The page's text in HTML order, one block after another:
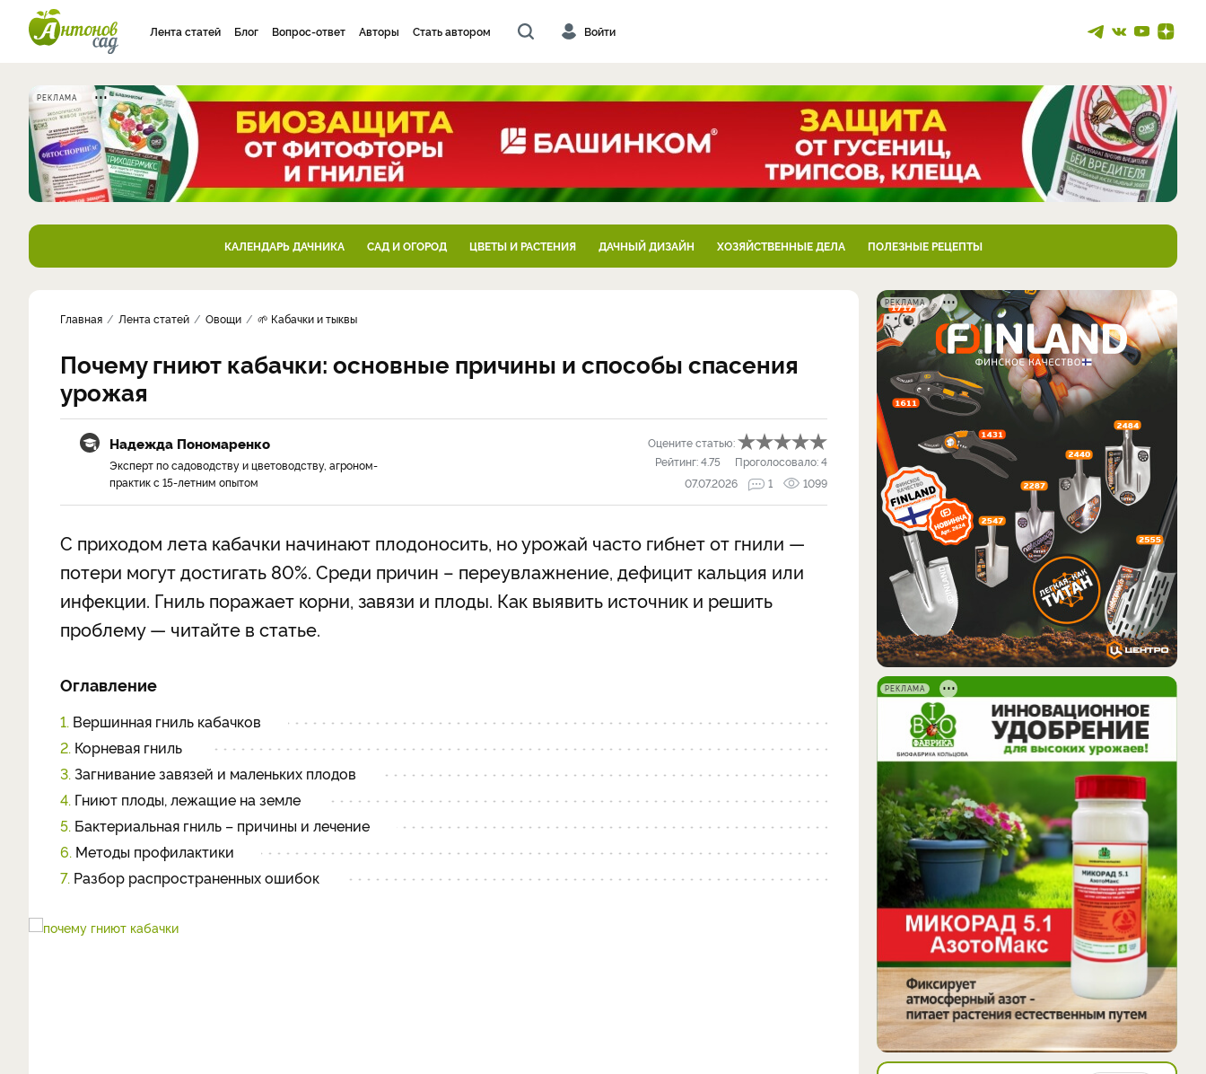
Лента статей Блог Вопрос-ответ Авторы Стать автором Войти
РЕКЛАМА
КАЛЕНДАРЬ ДАЧНИКА САД И ОГОРОД ЦВЕТЫ И РАСТЕНИЯ ДАЧНЫЙ ДИЗАЙН ХОЗЯЙСТВЕННЫЕ ДЕЛА ПОЛЕЗНЫЕ РЕЦЕПТЫ
Главная Лента статей Овощи 🌱 Кабачки и тыквы
Почему гниют кабачки: основные причины и способы спасения
урожая
Надежда Пономаренко
Эксперт по садоводству и цветоводству, агроном-
практик с 15-летним опытом
Оцените статью:
Рейтинг:4.75 Проголосовало:4
07.07.2026
1 1099
С приходом лета кабачки начинают плодоносить, но урожай часто гибнет от гнили —
потери могут достигать 80%. Среди причин – переувлажнение, дефицит кальция или
инфекции. Гниль поражает корни, завязи и плоды. Как выявить источник и решить
проблему — читайте в статье.
Оглавление
1. Вершинная гниль кабачков
2. Корневая гниль
3. Загнивание завязей и маленьких плодов
4. Гниют плоды, лежащие на земле
5. Бактериальная гниль – причины и лечение
6. Методы профилактики
7. Разбор распространенных ошибок
РЕКЛАМА
РЕКЛАМА